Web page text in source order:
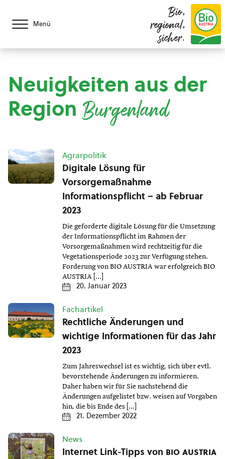
Menü
Bio,
regional,
sicher.
Neuigkeiten aus der
Region Burgenland
Agrarpolitik
Digitale Lösung für
Vorsorgemaßnahme
Informationspflicht – ab Februar
2023
Die geforderte digitale Lösung für die Umsetzung
der Informationspflicht im Rahmen der
Vorsorgemaßnahmen wird rechtzeitig für die
Vegetationsperiode 2023 zur Verfügung stehen.
Forderung von BIO AUSTRIA war erfolgreich BIO
AUSTRIA […]
20. Januar 2023
Fachartikel
Rechtliche Änderungen und
wichtige Informationen für das Jahr
2023
Zum Jahreswechsel ist es wichtig, sich über evtl.
bevorstehende Änderungen zu informieren.
Daher haben wir für Sie nachstehend die
Änderungen aufgelistet bzw. weisen auf Vorgaben
hin, die bis Ende des […]
21. Dezember 2022
News
Internet Link-Tipps von bio austria